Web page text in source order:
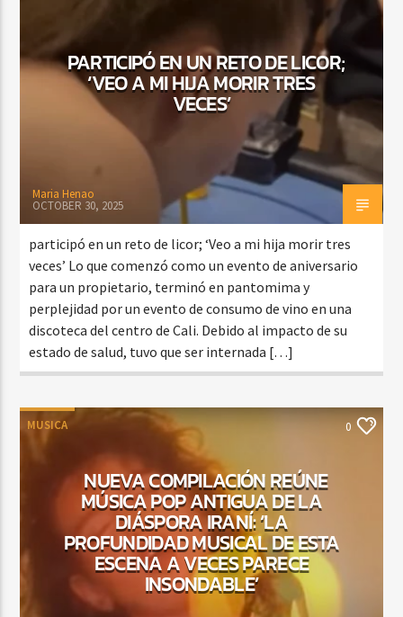
PARTICIPÓ EN UN RETO DE LICOR;
‘VEO A MI HIJA MORIR TRES
VECES’
Maria Henao
OCTOBER 30, 2025
participó en un reto de licor; ‘Veo a mi hija morir tres
veces’ Lo que comenzó como un evento de aniversario
para un propietario, terminó en pantomima y
perplejidad por un evento de consumo de vino en una
discoteca del centro de Cali. Debido al impacto de su
estado de salud, tuvo que ser internada […]
MUSICA 0
NUEVA COMPILACIÓN REÚNE
MÚSICA POP ANTIGUA DE LA
DIÁSPORA IRANÍ: ‘LA
PROFUNDIDAD MUSICAL DE ESTA
ESCENA A VECES PARECE
INSONDABLE’